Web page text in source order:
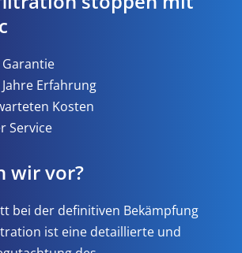
Garantie
Erfahrung
Kosten
Service
wir vor?
bei der definitiven Bekämpfung
ist eine detaillierte und